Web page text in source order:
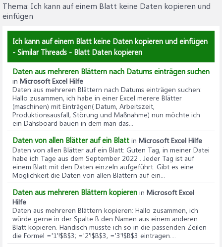
Thema: Ich kann auf einem Blatt keine Daten kopieren und
einfügen
Ich kann auf einem Blatt keine Daten kopieren und einfügen
- Similar Threads - Blatt Daten kopieren
Daten aus mehreren Blättern nach Datums einträgen suchen
in Microsoft Excel Hilfe
Daten aus mehreren Blättern nach Datums einträgen suchen:
Hallo zusammen, ich habe in einer Excel merere Blätter
(maschinen) mit Einträgen( Datum, Arbeitszeit,
Produktionsausfall, Störung und Maßnahme) nun möchte ich
ein Dahsboard bauen in dem man das...
Daten von allen Blätter auf ein Blatt in Microsoft Excel Hilfe
Daten von allen Blätter auf ein Blatt: Guten Tag, in meiner Datei
habe ich Tage aus dem September 2022 . Jeder Tag ist auf
einem Blatt mit den Daten einzeln aufgeführt. Gibt es eine
Möglichkeit die Daten von allen Blättern auf ein...
Daten aus mehreren Blättern kopieren in Microsoft Excel
Hilfe
Daten aus mehreren Blättern kopieren: Hallo zusammen, ich
würde gerne in der Spalte B den Namen aus einem anderen
Blatt kopieren. Händisch müsste ich so in die passenden Zeilen
die Formel ='1'!$B$3; ='2'!$B$3, ='3'!$B$3 eintragen....